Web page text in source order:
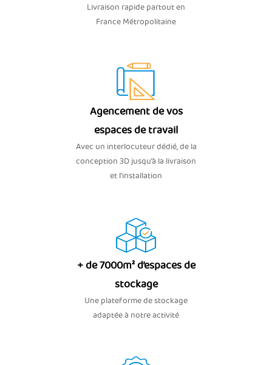
Livraison rapide partout en
France Métropolitaine
Agencement de vos
espaces de travail
Avec un interlocuteur dédié, de la
conception 3D jusqu’à la livraison
et l'installation
+ de 7000m² d’espaces de
stockage
Une plateforme de stockage
adaptée à notre activité